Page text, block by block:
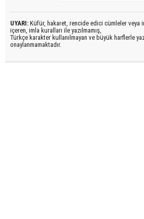
UYARI: Küfür, hakaret, rencide edici cümleler veya
içeren, imla kuralları ile yazılmamış,
Türkçe karakter kullanılmayan ve büyük harflerle
onaylanmamaktadır.